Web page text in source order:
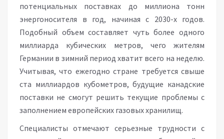
потенциальных поставках до миллиона тонн
энергоносителя в год, начиная с 2030-х годов.
Подобный объем составляет чуть более одного
миллиарда кубических метров, чего жителям
Германии в зимний период хватит всего на неделю.
Учитывая, что ежегодно стране требуется свыше
ста миллиардов кубометров, будущие канадские
поставки не смогут решить текущие проблемы с
заполнением европейских газовых хранилищ.
Специалисты отмечают серьезные трудности с